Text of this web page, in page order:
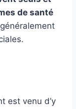
de santé
généralement
est venu d’y